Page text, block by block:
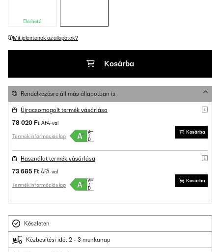
Elérhető
Mit jelentenek az állapotok?
Kosárba
Rendelkezésre áll más állapotban is
Újracsomagolt termék vásárlása
78 020 Ft ÁFÁ-val
Termék információs lap
Kosárba
Használat termék vásárlása
73 685 Ft ÁFÁ-val
Termék információs lap
Kosárba
Készleten
Kézbesítési idő: 2 - 3 munkanap